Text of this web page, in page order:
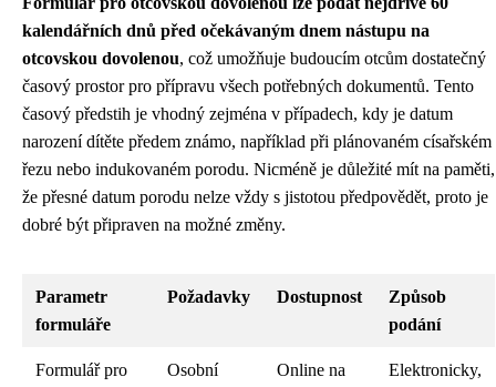
kalendářních dnů před očekávaným dnem nástupu na
otcovskou dovolenou, což umožňuje budoucím otcům dostatečný
časový prostor pro přípravu všech potřebných dokumentů. Tento
časový předstih je vhodný zejména v případech, kdy je datum
narození dítěte předem známo, například při plánovaném císařském
řezu nebo indukovaném porodu. Nicméně je důležité mít na paměti,
že přesné datum porodu nelze vždy s jistotou předpovědět, proto je
dobré být připraven na možné změny.
Parametr
formuláře
Požadavky Dostupnost
Způsob
podání
Formulář pro
Osobní
Online na
Elektronicky,